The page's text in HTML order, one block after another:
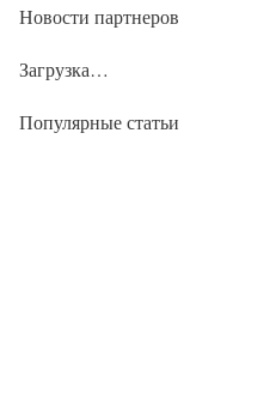
Новости партнеров
Загрузка…
Популярные статьи